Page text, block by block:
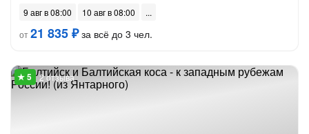
9 авг в 08:00
10 авг в 08:00
от21 835 ₽за всё до 3 чел.
2 отзыва